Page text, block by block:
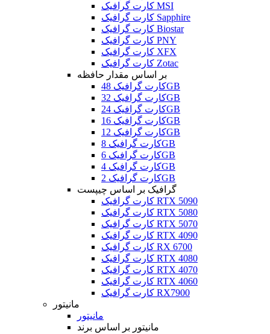
کارت گرافیک MSI
کارت گرافیک Sapphire
کارت گرافیک Biostar
کارت گرافیک PNY
کارت گرافیک XFX
کارت گرافیک Zotac
بر اساس مقدار حافظه
کارت گرافیک 48GB
کارت گرافیک 32GB
کارت گرافیک 24GB
کارت گرافیک 16GB
کارت گرافیک 12GB
کارت گرافیک 8GB
کارت گرافیک 6GB
کارت گرافیک 4GB
کارت گرافیک 2GB
گرافیک بر اساس چیپست
کارت گرافیک RTX 5090
کارت گرافیک RTX 5080
کارت گرافیک RTX 5070
کارت گرافیک RTX 4090
کارت گرافیک RX 6700
کارت گرافیک RTX 4080
کارت گرافیک RTX 4070
کارت گرافیک RTX 4060
کارت گرافیک RX7900
مانیتور
مانیتور
مانیتور بر اساس برند